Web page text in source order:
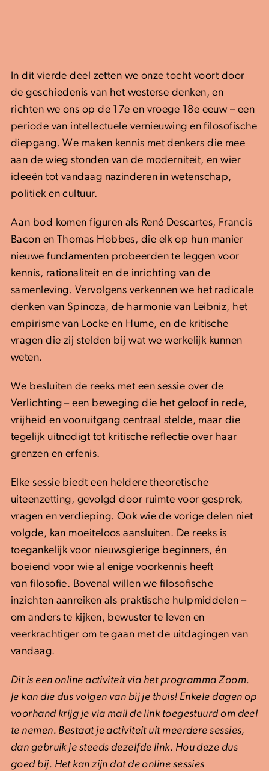
In dit vierde deel zetten we onze tocht voort door
de geschiedenis van het westerse denken, en
richten we ons op de 17e en vroege 18e eeuw – een
periode van intellectuele vernieuwing en filosofische
diepgang. We maken kennis met denkers die mee
aan de wieg stonden van de moderniteit, en wier
ideeën tot vandaag nazinderen in wetenschap,
politiek en cultuur.
Aan bod komen figuren als René Descartes, Francis
Bacon en Thomas Hobbes, die elk op hun manier
nieuwe fundamenten probeerden te leggen voor
kennis, rationaliteit en de inrichting van de
samenleving. Vervolgens verkennen we het radicale
denken van Spinoza, de harmonie van Leibniz, het
empirisme van Locke en Hume, en de kritische
vragen die zij stelden bij wat we werkelijk kunnen
weten.
We besluiten de reeks met een sessie over de
Verlichting – een beweging die het geloof in rede,
vrijheid en vooruitgang centraal stelde, maar die
tegelijk uitnodigt tot kritische reflectie over haar
grenzen en erfenis.
Elke sessie biedt een heldere theoretische
uiteenzetting, gevolgd door ruimte voor gesprek,
vragen en verdieping. Ook wie de vorige delen niet
volgde, kan moeiteloos aansluiten. De reeks is
toegankelijk voor nieuwsgierige beginners, én
boeiend voor wie al enige voorkennis heeft
van filosofie. Bovenal willen we filosofische
inzichten aanreiken als praktische hulpmiddelen –
om anders te kijken, bewuster te leven en
veerkrachtiger om te gaan met de uitdagingen van
vandaag.
Dit is een online activiteit via het programma Zoom.
Je kan die dus volgen van bij je thuis! Enkele dagen op
voorhand krijg je via mail de link toegestuurd om deel
te nemen. Bestaat je activiteit uit meerdere sessies,
dan gebruik je steeds dezelfde link. Hou deze dus
goed bij. Het kan zijn dat de online sessies